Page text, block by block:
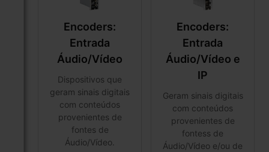
Encoders:
Entrada
Áudio/Vídeo
Dispositivos que
geram sinais digitais
com conteúdos
provenientes de
fontes de
Áudio/Vídeo.
Encoders:
Entrada
Áudio/Vídeo e
IP
Geram sinais digitais
com conteúdos
provenientes de
fontess de
Áudio/Vídeo e/ou de